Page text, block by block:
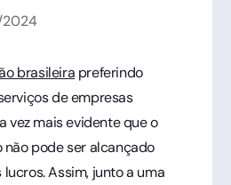
2024
brasileira preferindo
de empresas
vez mais evidente que o
não pode ser alcançado
Assim, junto a uma